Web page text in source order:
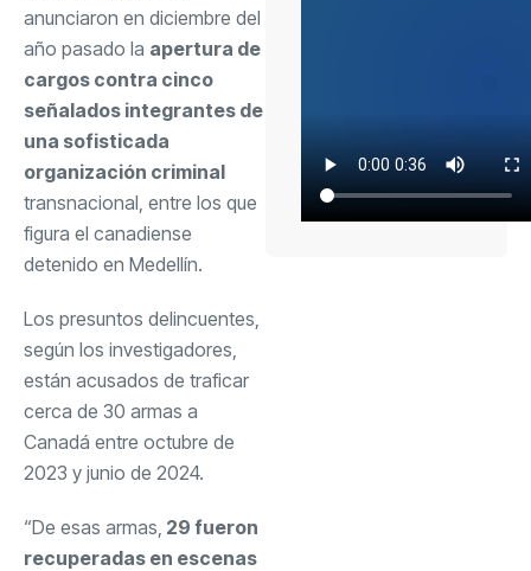
anunciaron en diciembre del
año pasado la apertura de
cargos contra cinco
señalados integrantes de
una sofisticada
organización criminal
transnacional, entre los que
figura el canadiense
detenido en Medellín.
Los presuntos delincuentes,
según los investigadores,
están acusados ​​de traficar
cerca de 30 armas a
Canadá entre octubre de
2023 y junio de 2024.
“De esas armas, 29 fueron
recuperadas en escenas